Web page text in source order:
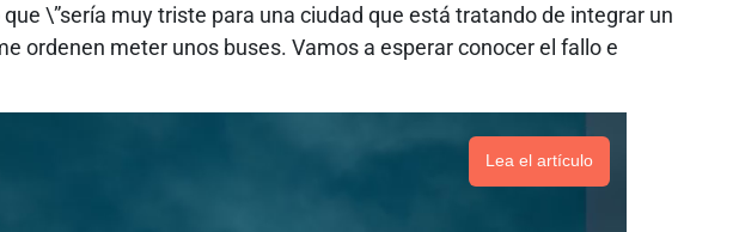
\”sería muy triste para una ciudad que está tratando de integrar un
ordenen meter unos buses. Vamos a esperar conocer el fallo e
Lea el artículo